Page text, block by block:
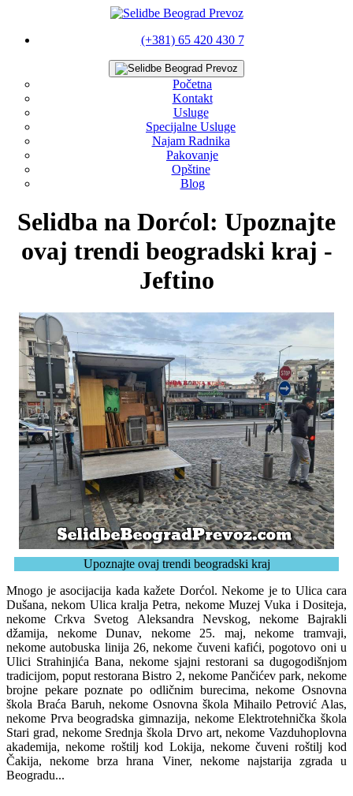
(+381) 65 420 430 7
Početna
Kontakt
Usluge
Specijalne Usluge
Najam Radnika
Pakovanje
Opštine
Blog
Selidba na Dorćol: Upoznajte
ovaj trendi beogradski kraj -
Jeftino
Upoznajte ovaj trendi beogradski kraj
Mnogo je asocijacija kada kažete Dorćol. Nekome je to Ulica cara
Dušana, nekom Ulica kralja Petra, nekome Muzej Vuka i Dositeja,
nekome Crkva Svetog Aleksandra Nevskog, nekome Bajrakli
džamija, nekome Dunav, nekome 25. maj, nekome tramvaji,
nekome autobuska linija 26, nekome čuveni kafići, pogotovo oni u
Ulici Strahinjića Bana, nekome sjajni restorani sa dugogodišnjom
tradicijom, poput restorana Bistro 2, nekome Pančićev park, nekome
brojne pekare poznate po odličnim burecima, nekome Osnovna
škola Braća Baruh, nekome Osnovna škola Mihailo Petrović Alas,
nekome Prva beogradska gimnazija, nekome Elektrotehnička škola
Stari grad, nekome Srednja škola Drvo art, nekome Vazduhoplovna
akademija, nekome roštilj kod Lokija, nekome čuveni roštilj kod
Čakija, nekome brza hrana Viner, nekome najstarija zgrada u
Beogradu...